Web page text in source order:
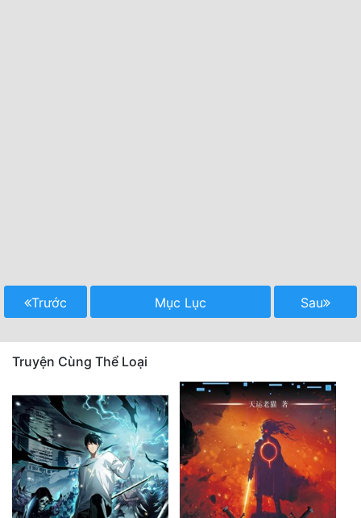
Trước Mục Lục Sau
Truyện Cùng Thể Loại